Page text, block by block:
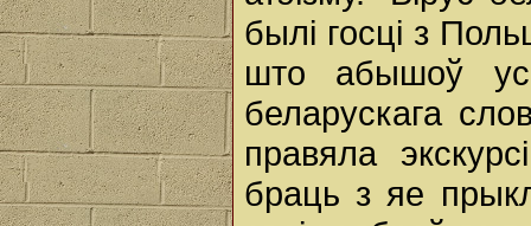
былі госці з
што абышоў
беларускага
правяла
браць з яе